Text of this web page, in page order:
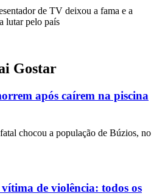
de TV deixou a fama e a
lutar pelo país
Gostar
após caírem na piscina
chocou a população de Búzios, no
de violência: todos os